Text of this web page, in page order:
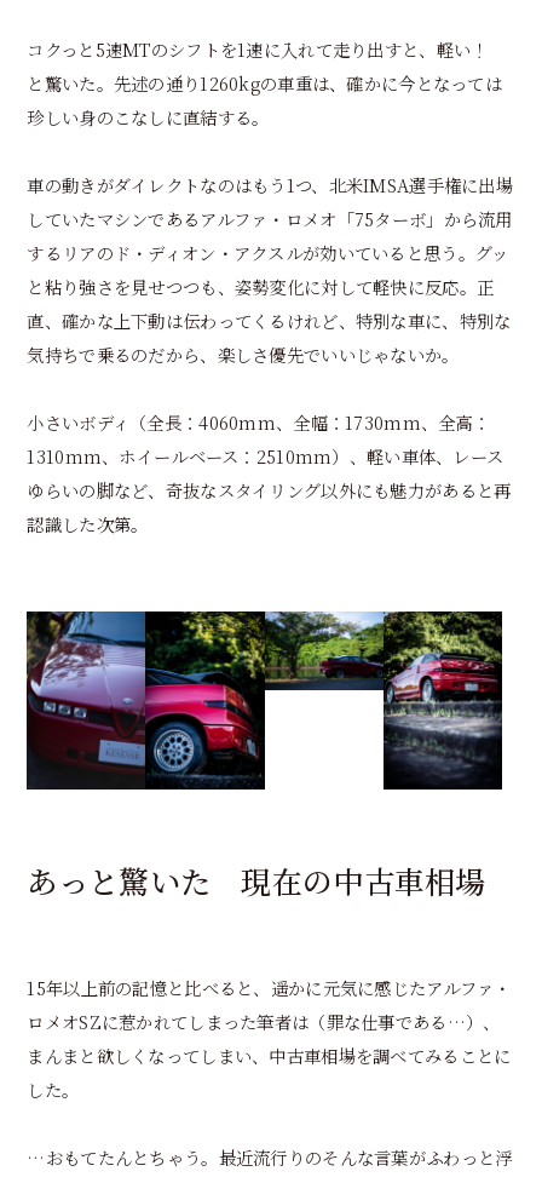
コクっと5速MTのシフトを1速に入れて走り出すと、軽い！
と驚いた。先述の通り1260kgの車重は、確かに今となっては
珍しい身のこなしに直結する。
車の動きがダイレクトなのはもう1つ、北米IMSA選手権に出場
していたマシンであるアルファ・ロメオ「75ターボ」から流用
するリアのド・ディオン・アクスルが効いていると思う。グッ
と粘り強さを見せつつも、姿勢変化に対して軽快に反応。正
直、確かな上下動は伝わってくるけれど、特別な車に、特別な
気持ちで乗るのだから、楽しさ優先でいいじゃないか。
小さいボディ（全長：4060mm、全幅：1730mm、全高：
1310mm、ホイールベース：2510mm）、軽い車体、レース
ゆらいの脚など、奇抜なスタイリング以外にも魅力があると再
認識した次第。
あっと驚いた 現在の中古車相場
15年以上前の記憶と比べると、遥かに元気に感じたアルファ・
ロメオSZに惹かれてしまった筆者は（罪な仕事である…）、
まんまと欲しくなってしまい、中古車相場を調べてみることに
した。
…おもてたんとちゃう。最近流行りのそんな言葉がふわっと浮